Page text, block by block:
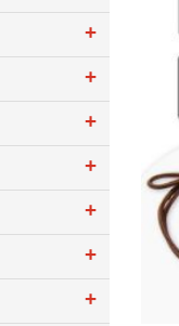
+
+
+
+
+
+
+